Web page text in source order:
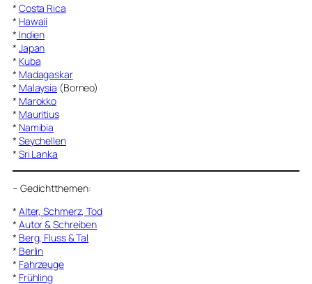
* Costa Rica
* Hawaii
* Indien
* Japan
* Kuba
* Madagaskar
* Malaysia (Borneo)
* Marokko
* Mauritius
* Namibia
* Seychellen
* Sri Lanka
– Gedichtthemen:
* Alter, Schmerz, Tod
* Autor & Schreiben
* Berg, Fluss & Tal
* Berlin
* Fahrzeuge
* Frühling